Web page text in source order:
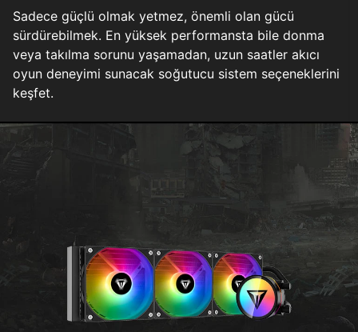
Sadece güçlü olmak yetmez, önemli olan gücü
sürdürebilmek. En yüksek performansta bile donma
veya takılma sorunu yaşamadan, uzun saatler akıcı
oyun deneyimi sunacak soğutucu sistem seçeneklerini
keşfet.